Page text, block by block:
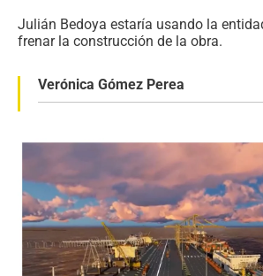
Julián Bedoya estaría usando la
frenar la construcción de la obra.
Verónica Gómez Perea